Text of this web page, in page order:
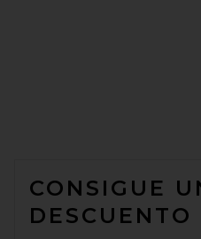
CONSIGUE
DESCUENTO